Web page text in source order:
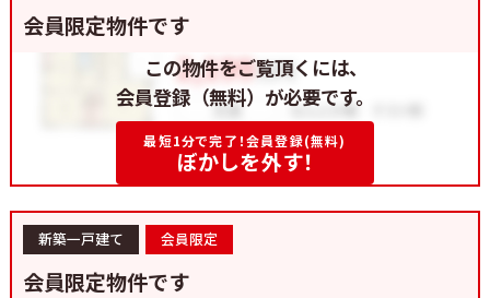
会員限定物件です
この物件をご覧頂くには、
会員登録（無料）が必要です。
最短1分で完了！会員登録(無料)
ぼかしを外す！
新築一戸建て 会員限定
会員限定物件です